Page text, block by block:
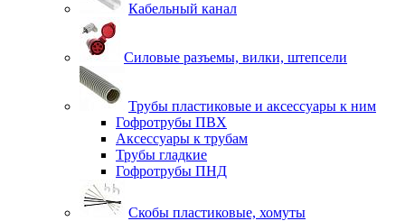
Кабельный канал
Силовые разъемы, вилки, штепсели
Трубы пластиковые и аксессуары к ним
Гофротрубы ПВХ
Аксессуары к трубам
Трубы гладкие
Гофротрубы ПНД
Скобы пластиковые, хомуты